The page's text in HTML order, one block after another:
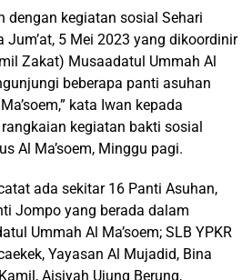
dengan kegiatan sosial Sehari
Jum’at, 5 Mei 2023 yang dikoordinir
Zakat) Musaadatul Ummah Al
beberapa panti asuhan
kata Iwan kepada
kegiatan bakti sosial
Al Ma’soem, Minggu pagi.
ada sekitar 16 Panti Asuhan,
Jompo yang berada dalam
Ummah Al Ma’soem; SLB YPKR
Yayasan Al Mujadid, Bina
Aisiyah Ujung Berung,